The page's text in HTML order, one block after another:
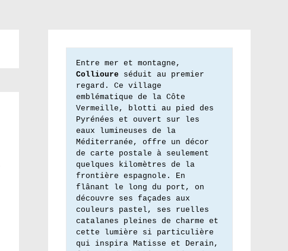
Collioure séduit au premier
regard. Ce village
emblématique de la Côte
Vermeille, blotti au pied des
Pyrénées et ouvert sur les
eaux lumineuses de la
Méditerranée, offre un décor
de carte postale à seulement
quelques kilomètres de la
frontière espagnole. En
flânant le long du port, on
découvre ses façades aux
couleurs pastel, ses ruelles
catalanes pleines de charme et
cette lumière si particulière
qui inspira Matisse et Derain,